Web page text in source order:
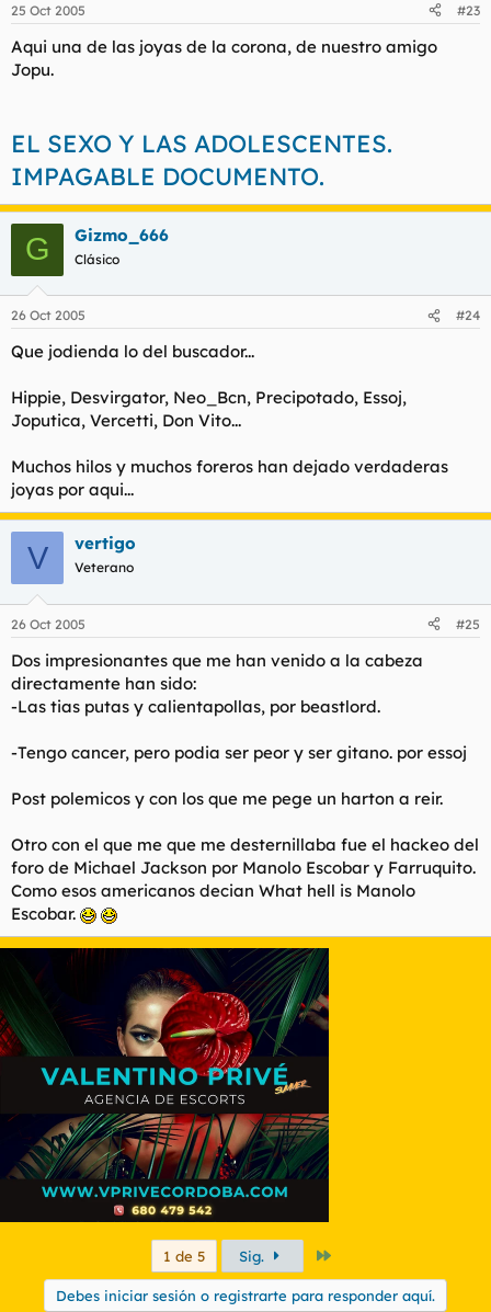
25 Oct 2005 #23
Aqui una de las joyas de la corona, de nuestro amigo
Jopu.
EL SEXO Y LAS ADOLESCENTES.
IMPAGABLE DOCUMENTO.
G Gizmo_666
Clásico
26 Oct 2005 #24
Que jodienda lo del buscador...
Hippie, Desvirgator, Neo_Bcn, Precipotado, Essoj,
Joputica, Vercetti, Don Vito...
Muchos hilos y muchos foreros han dejado verdaderas
joyas por aqui...
V vertigo
Veterano
26 Oct 2005 #25
Dos impresionantes que me han venido a la cabeza
directamente han sido:
-Las tias putas y calientapollas, por beastlord.
-Tengo cancer, pero podia ser peor y ser gitano. por essoj
Post polemicos y con los que me pege un harton a reir.
Otro con el que me que me desternillaba fue el hackeo del
foro de Michael Jackson por Manolo Escobar y Farruquito.
Como esos americanos decian What hell is Manolo
Escobar.
1 de 5 Sig.
Debes iniciar sesión o registrarte para responder aquí.